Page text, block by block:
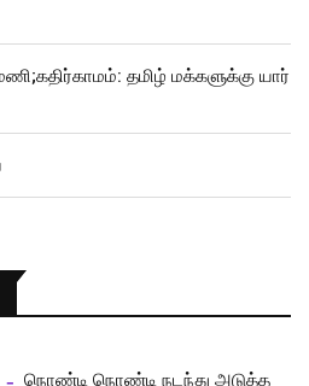
தமிழ் மக்களுக்கு யார்
நொண்டி நொண்டி நடந்து அடுத்த